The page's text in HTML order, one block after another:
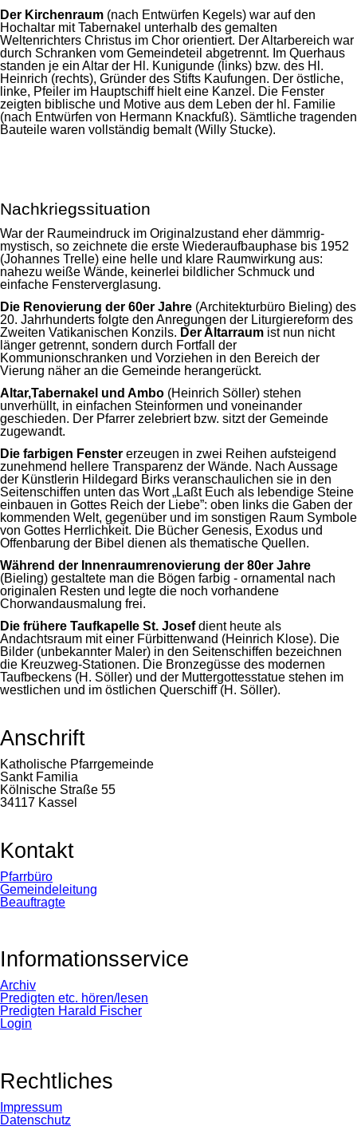
Der Kirchenraum (nach Entwürfen Kegels) war auf den
Hochaltar mit Tabernakel unterhalb des gemalten
Weltenrichters Christus im Chor orientiert. Der Altarbereich war
durch Schranken vom Gemeindeteil abgetrennt. Im Querhaus
standen je ein Altar der Hl. Kunigunde (links) bzw. des Hl.
Heinrich (rechts), Gründer des Stifts Kaufungen. Der östliche,
linke, Pfeiler im Hauptschiff hielt eine Kanzel. Die Fenster
zeigten biblische und Motive aus dem Leben der hl. Familie
(nach Entwürfen von Hermann Knackfuß). Sämtliche tragenden
Bauteile waren vollständig bemalt (Willy Stucke).
Nachkriegssituation
War der Raumeindruck im Originalzustand eher dämmrig-
mystisch, so zeichnete die erste Wiederaufbauphase bis 1952
(Johannes Trelle) eine helle und klare Raumwirkung aus:
nahezu weiße Wände, keinerlei bildlicher Schmuck und
einfache Fensterverglasung.
Die Renovierung der 60er Jahre (Architekturbüro Bieling) des
20. Jahrhunderts folgte den Anregungen der Liturgiereform des
Zweiten Vatikanischen Konzils. Der Altarraum ist nun nicht
länger getrennt, sondern durch Fortfall der
Kommunionschranken und Vorziehen in den Bereich der
Vierung näher an die Gemeinde herangerückt.
Altar,Tabernakel und Ambo (Heinrich Söller) stehen
unverhüllt, in einfachen Steinformen und voneinander
geschieden. Der Pfarrer zelebriert bzw. sitzt der Gemeinde
zugewandt.
Die farbigen Fenster erzeugen in zwei Reihen aufsteigend
zunehmend hellere Transparenz der Wände. Nach Aussage
der Künstlerin Hildegard Birks veranschaulichen sie in den
Seitenschiffen unten das Wort „Laßt Euch als lebendige Steine
einbauen in Gottes Reich der Liebe”: oben links die Gaben der
kommenden Welt, gegenüber und im sonstigen Raum Symbole
von Gottes Herrlichkeit. Die Bücher Genesis, Exodus und
Offenbarung der Bibel dienen als thematische Quellen.
Während der Innenraumrenovierung der 80er Jahre
(Bieling) gestaltete man die Bögen farbig - ornamental nach
originalen Resten und legte die noch vorhandene
Chorwandausmalung frei.
Die frühere Taufkapelle St. Josefdient heute als
Andachtsraum mit einer Fürbittenwand (Heinrich Klose). Die
Bilder (unbekannter Maler) in den Seitenschiffen bezeichnen
die Kreuzweg-Stationen. Die Bronzegüsse des modernen
Taufbeckens (H. Söller) und der Muttergottesstatue stehen im
westlichen und im östlichen Querschiff (H. Söller).
Anschrift
Katholische Pfarrgemeinde
Sankt Familia
Kölnische Straße 55
34117 Kassel
Kontakt
Navigation
überspringen
Pfarrbüro
Gemeindeleitung
Beauftragte
Informationsservice
Navigation
überspringen
Archiv
Predigten etc. hören/lesen
Predigten Harald Fischer
Login
Rechtliches
Navigation
überspringen
Impressum
Datenschutz